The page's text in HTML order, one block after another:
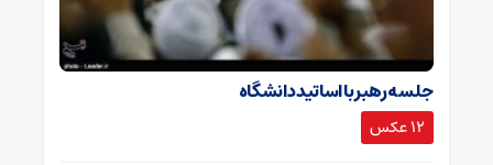
جلسه رهبر با اساتید دانشگاه
12 عکس